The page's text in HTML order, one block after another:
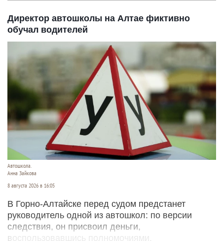
Директор автошколы на Алтае фиктивно
обучал водителей
Автошкола.
Анна Зайкова
8 августа 2026 в 16:05
В Горно-Алтайске перед судом предстанет
руководитель одной из автошкол: по версии
следствия, он присвоил деньги,
воспользовавшись полномочиями.